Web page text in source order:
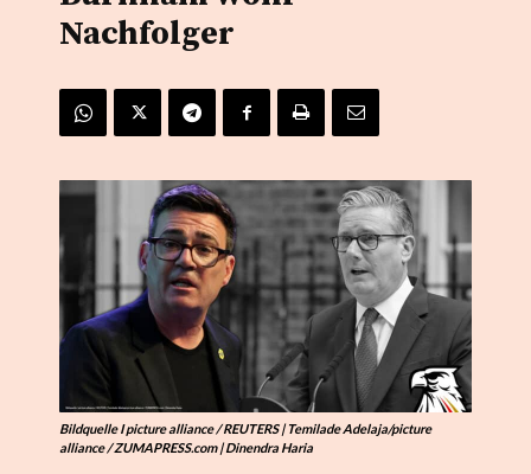
Nachfolger
Bildquelle I picture alliance / REUTERS | Temilade Adelaja/picture
alliance / ZUMAPRESS.com | Dinendra Haria